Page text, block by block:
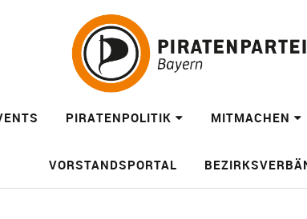
PIRATENPOLITIK MITMACHEN
VORSTANDSPORTAL